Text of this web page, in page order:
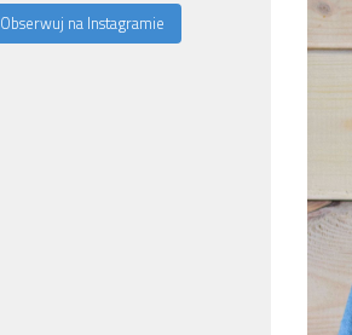
Obserwuj na Instagramie